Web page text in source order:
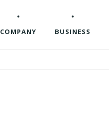
COMPANY BUSINESS